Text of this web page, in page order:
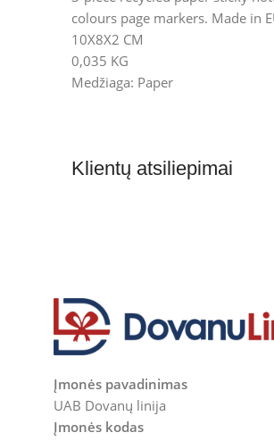
colours page markers. Made in
10X8X2 CM
0,035 KG
Medžiaga: Paper
Klientų atsiliepimai
Įmonės pavadinimas
UAB Dovanų linija
Įmonės kodas